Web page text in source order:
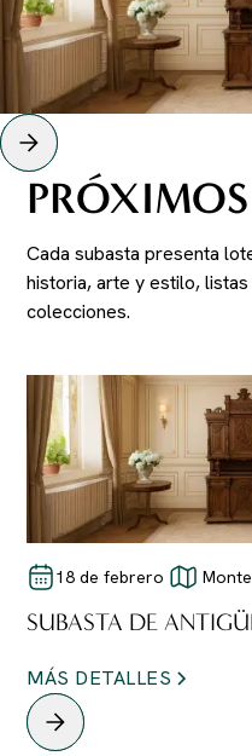
PRÓXIMOS
Cada subasta presenta
historia, arte y estilo,
colecciones.
18 de febrero
SUBASTA DE
MÁS DETALLES